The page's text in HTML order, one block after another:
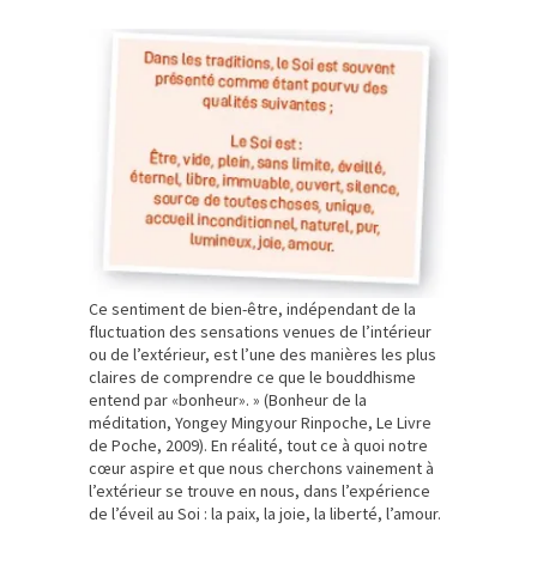
Ce sentiment de bien-être, indépendant de la
fluctuation des sensations venues de l’intérieur
ou de l’extérieur, est l’une des manières les plus
claires de comprendre ce que le bouddhisme
entend par «bonheur». » (Bonheur de la
méditation, Yongey Mingyour Rinpoche, Le Livre
de Poche, 2009). En réalité, tout ce à quoi notre
cœur aspire et que nous cherchons vainement à
l’extérieur se trouve en nous, dans l’expérience
de l’éveil au Soi : la paix, la joie, la liberté, l’amour.